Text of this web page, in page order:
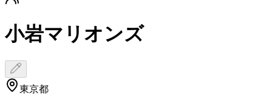
小岩マリオンズ
東京都